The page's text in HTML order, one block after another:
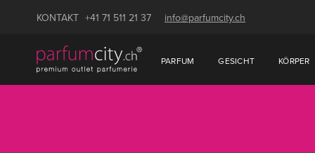
KONTAKT +41 71 511 21 37 info@parfumcity.ch
PARFUM GESICHT KÖRPER